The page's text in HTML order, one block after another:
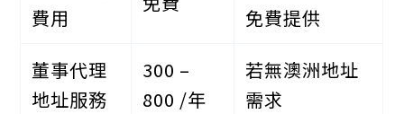
費用
免費提供
董事代理
地址服務
300 –
800 /年
若無澳洲地址
需求